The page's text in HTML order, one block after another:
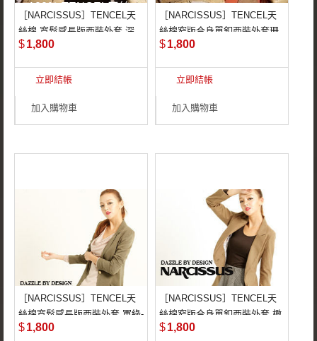
100％ TENCEL天絲
棉頂級面料
秋冬必備寬鬆垂墜時
髦剪裁
［NARCISSUS］TENCEL天
絲棉 寬鬆感長版西裝外套 深
藍-S-M
$1,800
立即結帳
加入購物車
STYLE－NAW1124J
COTTON棉精選面
窄版合身超顯瘦剪裁
［NARCISSUS］TENCEL天
絲棉窄版合身單釦西裝外套珊
瑚桔-S-M
$1,800
立即結帳
加入購物車
STYLE－NAW1126J
100％ TENCEL天絲
［NARCISSUS］TENCEL天
絲棉寬鬆感長版西裝外套 軍綠-
S-M
$1,800
STYLE－NAW1124J
TENCEL天絲棉＋
［NARCISSUS］TENCEL天
絲棉窄版合身單釦西裝外套 橄
綠-S-M
$1,800